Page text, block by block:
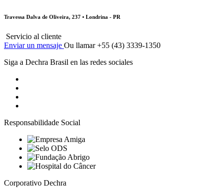
Travessa Dalva de Oliveira, 237 • Londrina - PR
Servicio al cliente
Enviar un mensaje Ou llamar +55 (43) 3339-1350
Siga a Dechra Brasil en las redes sociales
Responsabilidade Social
Corporativo Dechra